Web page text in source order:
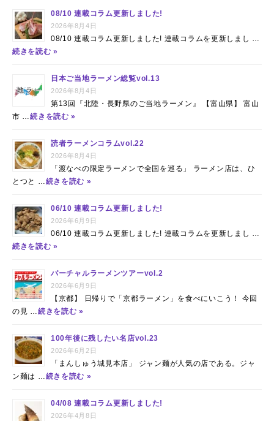
08/10 連載コラム更新しました!
2026年8月4日
08/10 連載コラム更新しました! 連載コラムを更新しまし …
続きを読む »
日本ご当地ラーメン総覧vol.13
2026年8月4日
第13回『北陸・長野県のご当地ラーメン』 【富山県】 富山
市 …続きを読む »
読者ラーメンコラムvol.22
2026年8月4日
「渡なべの限定ラーメンで全国を巡る」 ラーメン店は、ひ
とつと …続きを読む »
06/10 連載コラム更新しました!
2026年6月9日
06/10 連載コラム更新しました! 連載コラムを更新しまし …
続きを読む »
バーチャルラーメンツアーvol.2
2026年6月9日
【京都】 日帰りで「京都ラーメン」を食べにいこう！ 今回
の見 …続きを読む »
100年後に残したい名店vol.23
2026年6月2日
「まんしゅう城見本店」 ジャン麺が人気の店である。ジャ
ン麺は …続きを読む »
04/08 連載コラム更新しました!
2026年4月8日